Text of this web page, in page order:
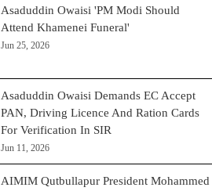
Asaduddin Owaisi 'PM Modi Should
Attend Khamenei Funeral'
Jun 25, 2026
Asaduddin Owaisi Demands EC Accept
PAN, Driving Licence And Ration Cards
For Verification In SIR
Jun 11, 2026
AIMIM Qutbullapur President Mohammed